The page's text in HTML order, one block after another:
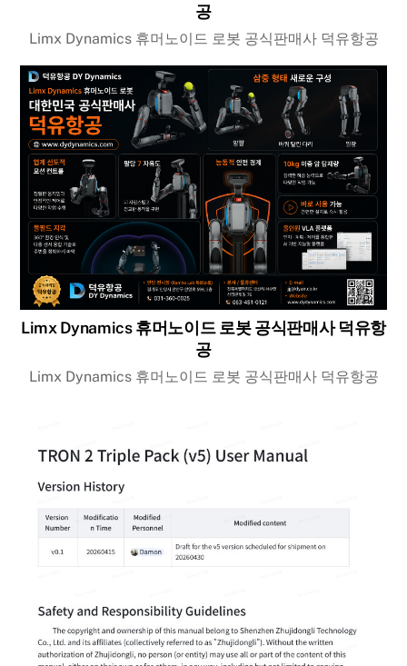
공
Limx Dynamics 휴머노이드 로봇 공식판매사 덕유항공
Limx Dynamics 휴머노이드 로봇 공식판매사 덕유항
공
Limx Dynamics 휴머노이드 로봇 공식판매사 덕유항공